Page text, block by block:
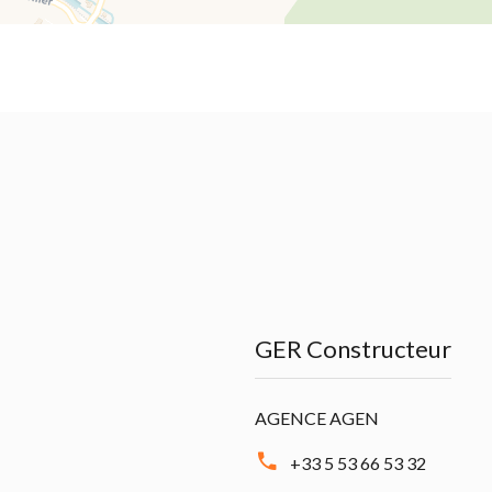
GER Constructeur
AGENCE AGEN
+33 5 53 66 53 32